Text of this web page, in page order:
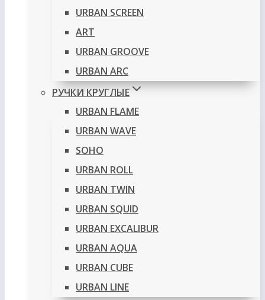
URBAN SCREEN
ART
URBAN GROOVE
URBAN ARC
РУЧКИ КРУГЛЫЕ
URBAN FLAME
URBAN WAVE
SOHO
URBAN ROLL
URBAN TWIN
URBAN SQUID
URBAN EXCALIBUR
URBAN AQUA
URBAN CUBE
URBAN LINE